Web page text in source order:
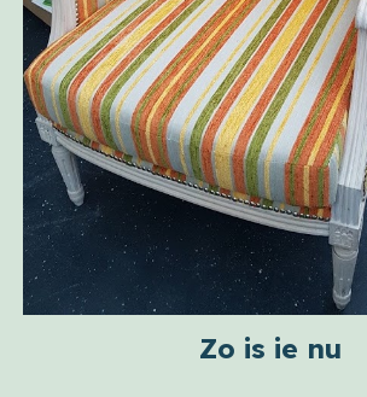
Zo is ie nu